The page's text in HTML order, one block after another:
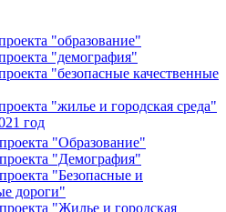
"образование"
"демография"
"безопасные качественные
"жилье и городская среда"
год
"Образование"
"Демография"
"Безопасные и
дороги"
"Жилье и городская